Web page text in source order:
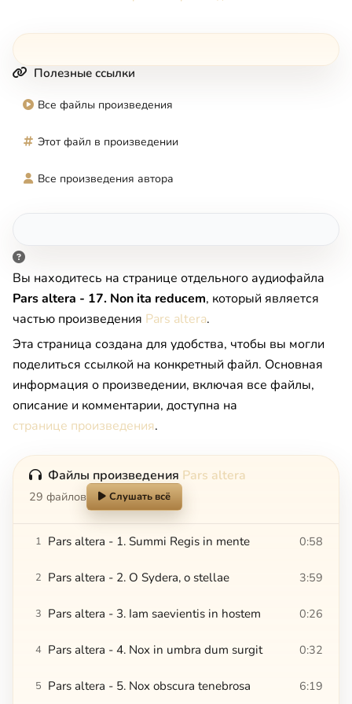
Полезные ссылки
Все файлы произведения
Этот файл в произведении
Все произведения автора
Вы находитесь на странице отдельного аудиофайла
Pars altera - 17. Non ita reducem, который является
частью произведения Pars altera.
Эта страница создана для удобства, чтобы вы могли
поделиться ссылкой на конкретный файл. Основная
информация о произведении, включая все файлы,
описание и комментарии, доступна на
странице произведения.
Файлы произведения Pars altera
29 файлов Слушать всё
1 Pars altera - 1. Summi Regis in mente 0:58
2 Pars altera - 2. O Sydera, o stellae 3:59
3 Pars altera - 3. Iam saevientis in hostem 0:26
4 Pars altera - 4. Nox in umbra dum surgit 0:32
5 Pars altera - 5. Nox obscura tenebrosa 6:19